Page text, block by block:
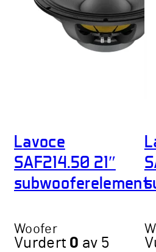
Lavoce
SAF214.50 21″
subwooferelement
Woofer
Vurdert 0 av 5